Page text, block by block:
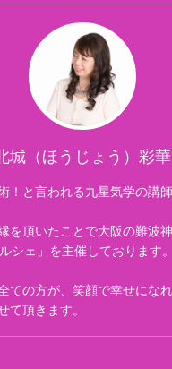
城（ほうじょう）彩華
！と言われる九星気学の講
を頂いたことで大阪の難波
シェ」を主催しております。
ての方が、笑顔で幸せにな
て頂きます。